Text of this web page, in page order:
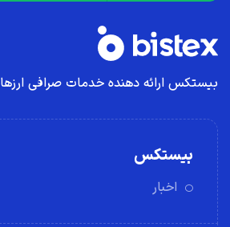
بیستکس ارائه دهنده خدمات صرافی
بیستکس
اخبار